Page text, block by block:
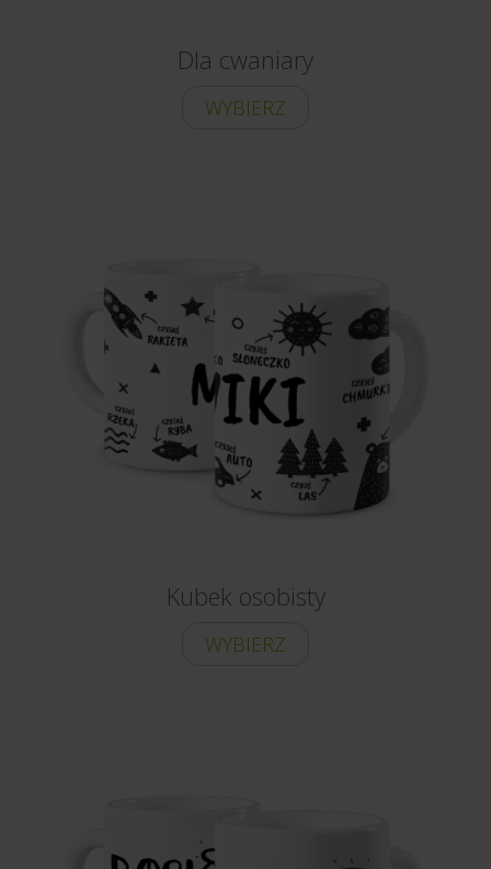
Dla cwaniary
WYBIERZ
Kubek osobisty
WYBIERZ